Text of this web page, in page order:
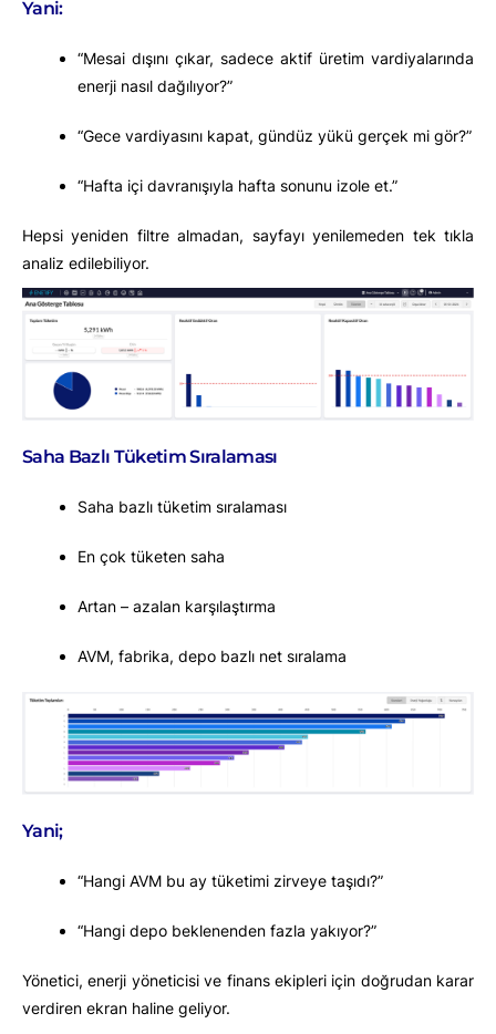
Yani:
“Mesai dışını çıkar, sadece aktif üretim vardiyalarında
enerji nasıl dağılıyor?”
“Gece vardiyasını kapat, gündüz yükü gerçek mi gör?”
“Hafta içi davranışıyla hafta sonunu izole et.”
Hepsi yeniden filtre almadan, sayfayı yenilemeden tek tıkla
analiz edilebiliyor.
Saha Bazlı Tüketim Sıralaması
Saha bazlı tüketim sıralaması
En çok tüketen saha
Artan – azalan karşılaştırma
AVM, fabrika, depo bazlı net sıralama
Yani;
“Hangi AVM bu ay tüketimi zirveye taşıdı?”
“Hangi depo beklenenden fazla yakıyor?”
Yönetici, enerji yöneticisi ve finans ekipleri için doğrudan karar
verdiren ekran haline geliyor.